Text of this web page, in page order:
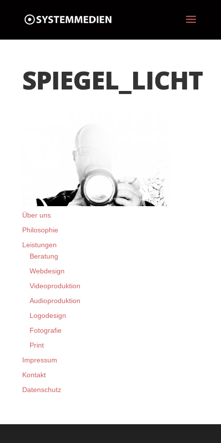
SPIEGEL_LICHT
Über uns
Philosophie
Leistungen
Beratung
Webdesign
Videoproduktion
Audioproduktion
Logodesign
Fotografie
Print
Impressum
Kontakt
Datenschutz